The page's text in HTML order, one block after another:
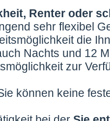
Renter oder
sehr flexibel
die
Nachts und 12
zur
können keine